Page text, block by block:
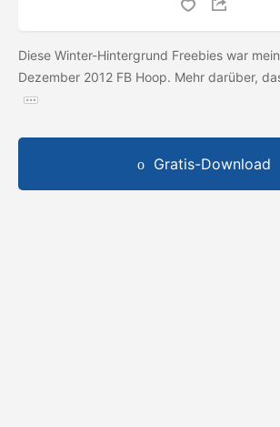
Diese Winter-Hintergrund Freebies war
Dezember 2012 FB Hoop. Mehr darüber,
Gratis-Download